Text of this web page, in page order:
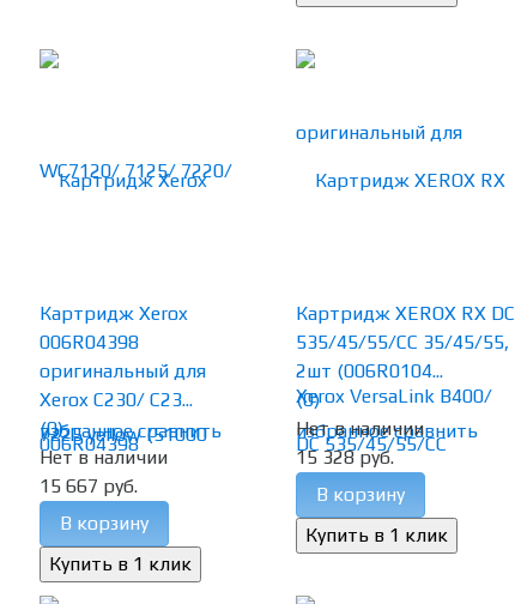
избранное сравнить
Картридж Xerox
006R04398
оригинальный для
Xerox C230/ C23...
(0)
Нет в наличии
15 667 руб.
В корзину
избранное сравнить
Картридж XEROX RX DC
535/45/55/CC 35/45/55,
2шт (006R0104...
(0)
Нет в наличии
15 328 руб.
В корзину